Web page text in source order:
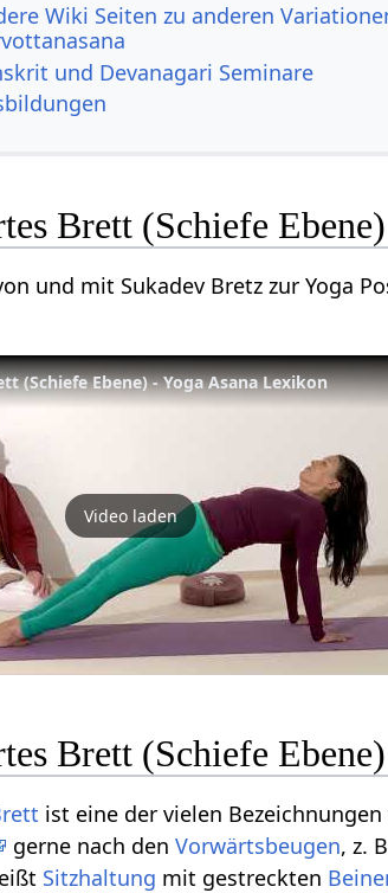
Wiki Seiten zu anderen
und Devanagari Seminare
Brett (Schiefe
und mit Sukadev Bretz zur Yoga
(Schiefe Ebene) - Yoga Asana Lexikon
Video laden
Brett (Schiefe Ebene)
ist eine der vielen Bezeichnungen
gerne nach denVorwärtsbeugen, z.
Sitzhaltung mit gestreckten